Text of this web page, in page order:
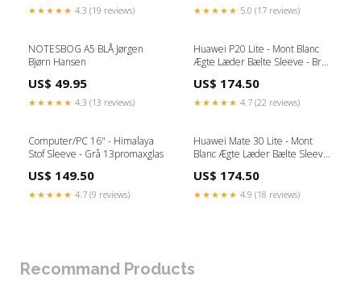
★★★★★ 4.3 (19 reviews) ★★★★★ 5.0 (17 reviews)
NOTESBOG A5 BLÅ Jørgen
Bjørn Hansen
US$ 49.95
★★★★★ 4.3 (13 reviews)
Huawei P20 Lite - Mont Blanc
Ægte Læder Bælte Sleeve - Brun
US$ 174.50
★★★★★ 4.7 (22 reviews)
Computer/PC 16" - Himalaya
Stof Sleeve - Grå 13promaxglas
US$ 149.50
★★★★★ 4.7 (9 reviews)
Huawei Mate 30 Lite - Mont
Blanc Ægte Læder Bælte Sleeve
US$ 174.50
★★★★★ 4.9 (18 reviews)
Recommand Products